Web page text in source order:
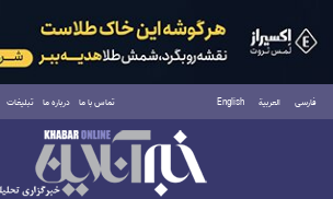
فارسی العربية English تماس با ما درباره ما تبلیغات
جمعه ۱۶ مرداد ۱۴۰۵